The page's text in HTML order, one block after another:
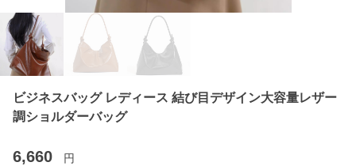
ビジネスバッグ レディース 結び目デザイン大容量レザー
調ショルダーバッグ
6,660 円